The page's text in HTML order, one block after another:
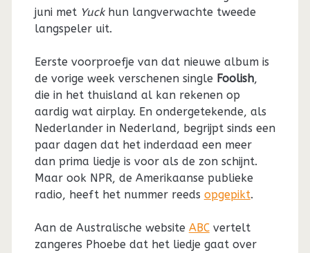
juni met Yuckhun langverwachte tweede
langspeler uit.
Eerste voorproefje van dat nieuwe album is
de vorige week verschenen single Foolish,
die in het thuisland al kan rekenen op
aardig wat airplay. En ondergetekende, als
Nederlander in Nederland, begrijpt sinds een
paar dagen dat het inderdaad een meer
dan prima liedje is voor als de zon schijnt.
Maar ook NPR, de Amerikaanse publieke
radio, heeft het nummer reeds opgepikt.
Aan de Australische website ABCvertelt
zangeres Phoebe dat het liedje gaat over